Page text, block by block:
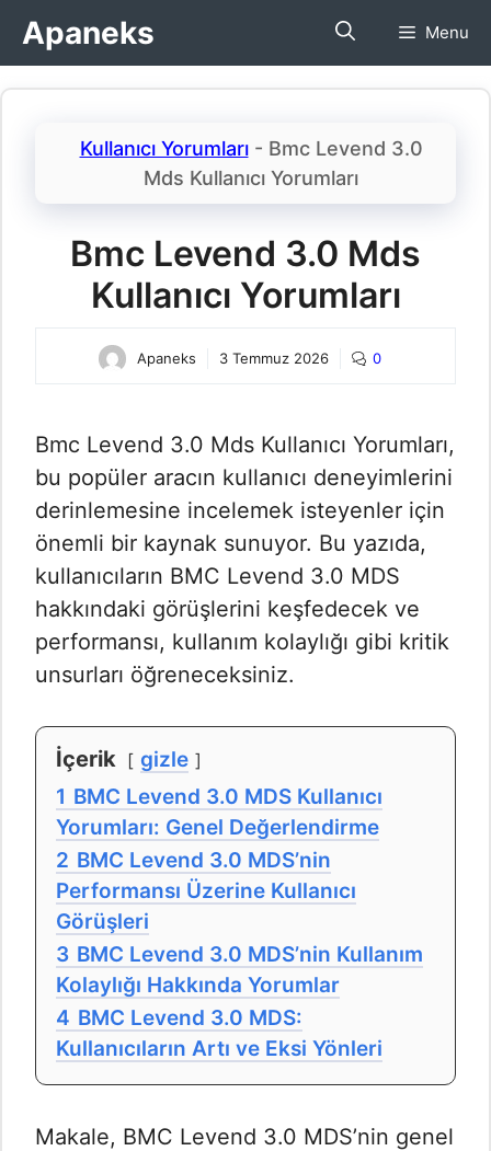
İçeriğe
atlaApaneks Menu
Kullanıcı Yorumları- Bmc Levend 3.0
Mds Kullanıcı Yorumları​
Bmc Levend 3.0 Mds
Kullanıcı Yorumları​
Apaneks 3 Temmuz 2026 0
Bmc Levend 3.0 Mds Kullanıcı Yorumları​,
bu popüler aracın kullanıcı deneyimlerini
derinlemesine incelemek isteyenler için
önemli bir kaynak sunuyor. Bu yazıda,
kullanıcıların BMC Levend 3.0 MDS
hakkındaki görüşlerini keşfedecek ve
performansı, kullanım kolaylığı gibi kritik
unsurları öğreneceksiniz.
İçerik
gizle
1 BMC Levend 3.0 MDS Kullanıcı
Yorumları: Genel Değerlendirme
2 BMC Levend 3.0 MDS’nin
Performansı Üzerine Kullanıcı
Görüşleri
3 BMC Levend 3.0 MDS’nin Kullanım
Kolaylığı Hakkında Yorumlar
4 BMC Levend 3.0 MDS:
Kullanıcıların Artı ve Eksi Yönleri
Makale, BMC Levend 3.0 MDS’nin genel